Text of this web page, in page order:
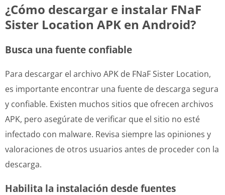
¿Cómo descargar e instalar FNaF
Sister Location APK en Android?
Busca una fuente confiable
Para descargar el archivo APK de FNaF Sister Location,
es importante encontrar una fuente de descarga segura
y confiable. Existen muchos sitios que ofrecen archivos
APK, pero asegúrate de verificar que el sitio no esté
infectado con malware. Revisa siempre las opiniones y
valoraciones de otros usuarios antes de proceder con la
descarga.
Habilita la instalación desde fuentes